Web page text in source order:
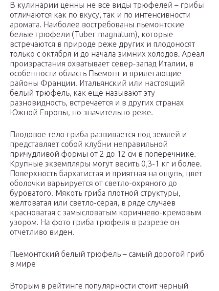
В кулинарии ценны не все виды трюфелей – грибы
отличаются как по вкусу, так и по интенсивности
аромата. Наиболее востребованы пьемонтские
белые трюфели (Tuber magnatum), которые
встречаются в природе реже других и плодоносят
только с октября и до начала зимних холодов. Ареал
произрастания охватывает север-запад Италии, в
особенности область Пьемонт и прилегающие
районы Франции. Итальянский или настоящий
белый трюфель, как еще называют эту
разновидность, встречается и в других странах
Южной Европы, но значительно реже.
Плодовое тело гриба развивается под землей и
представляет собой клубни неправильной
причудливой формы от 2 до 12 см в поперечнике.
Крупные экземпляры могут весить 0,3-1 кг и более.
Поверхность бархатистая и приятная на ощупь, цвет
оболочки варьируется от светло-охряного до
буроватого. Мякоть гриба плотной структуры,
желтоватая или светло-серая, в ряде случаев
красноватая с замысловатым коричнево-кремовым
узором. На фото гриба трюфеля в разрезе он
отчетливо виден.
Пьемонтский белый трюфель – самый дорогой гриб
в мире
Вторым в рейтинге популярности стоит черный